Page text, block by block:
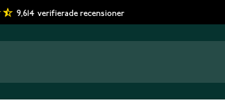
9,614 verifierade recensioner